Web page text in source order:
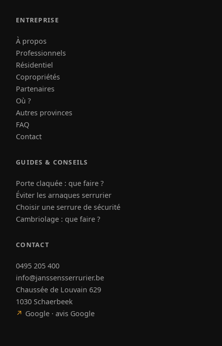
ENTREPRISE
À propos
Professionnels
Résidentiel
Copropriétés
Partenaires
Où ?
Autres provinces
FAQ
Contact
GUIDES & CONSEILS
Porte claquée : que faire ?
Éviter les arnaques serrurier
Choisir une serrure de sécurité
Cambriolage : que faire ?
CONTACT
0495 205 400
info@janssensserrurier.be
Chaussée de Louvain 629
1030 Schaerbeek
↗ Google · avis Google